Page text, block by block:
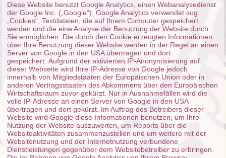
Diese Website benutzt Google Analytics, einen Webanalysedienst
der Google Inc. („Google“). Google Analytics verwendet sog.
„Cookies“, Textdateien, die auf Ihrem Computer gespeichert
werden und die eine Analyse der Benutzung der Website durch
Sie ermöglichen. Die durch den Cookie erzeugten Informationen
über Ihre Benutzung dieser Website werden in der Regel an einen
Server von Google in den USA übertragen und dort
gespeichert. Aufgrund der aktivierten IP-Anonymisierung auf
dieser Webseite wird Ihre IP-Adresse von Google jedoch
innerhalb von Mitgliedstaaten der Europäischen Union oder in
anderen Vertragsstaaten des Abkommens über den Europäischen
Wirtschaftsraum zuvor gekürzt. Nur in Ausnahmefällen wird die
volle IP-Adresse an einen Server von Google in den USA
übertragen und dort gekürzt. Im Auftrag des Betreibers dieser
Website wird Google diese Informationen benutzen, um Ihre
Nutzung der Website auszuwerten, um Reports über die
Websiteaktivitäten zusammenzustellen und um weitere mit der
Websitenutzung und der Internetnutzung verbundene
Dienstleistungen gegenüber dem Websitebetreiber zu erbringen.